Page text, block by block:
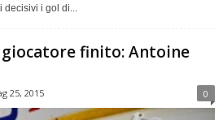
decisivi i gol di...
finito: Antoine
25, 2015 0